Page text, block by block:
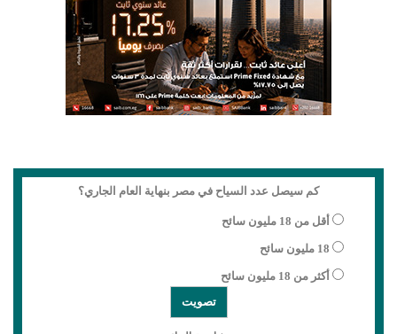
كم سيصل عدد السياح في مصر بنهاية العام الجاري؟
أقل من 18 مليون سائح
18 مليون سائح
أكثر من 18 مليون سائح